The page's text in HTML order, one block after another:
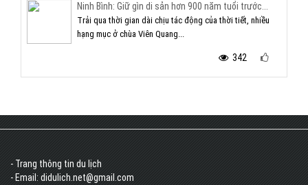
Ninh Bình: Giữ gìn di sản hơn 900 năm tuổi trước...
Trải qua thời gian dài chịu tác động của thời tiết, nhiều
hạng mục ở chùa Viên Quang...
342
- Trang thông tin du lịch
- Email: didulich.net@gmail.com